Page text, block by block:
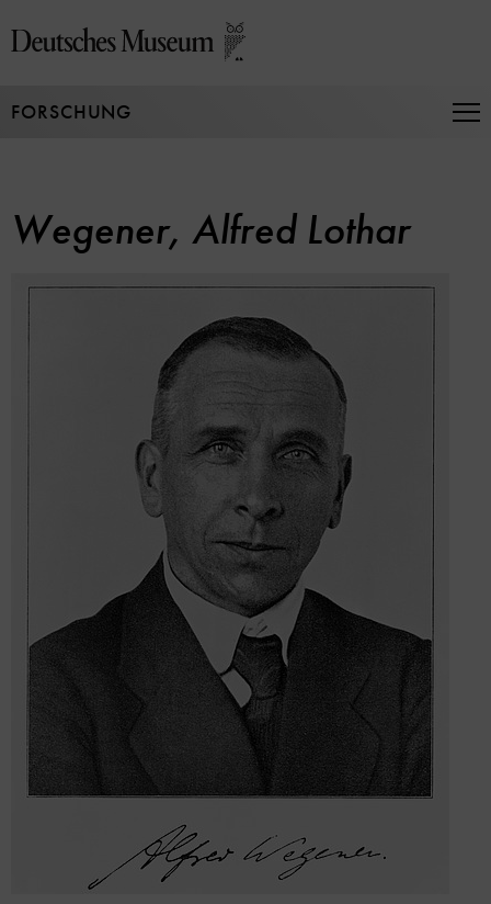
zum
FORSCHUNG
Wegener, Alfred Lothar